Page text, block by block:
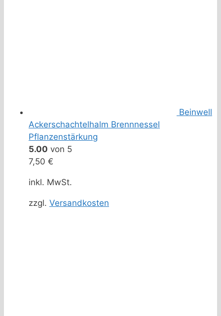
Beinwell
Ackerschachtelhalm Brennnessel
Pflanzenstärkung
5.00 von 5
7,50 €
inkl. MwSt.
zzgl. Versandkosten